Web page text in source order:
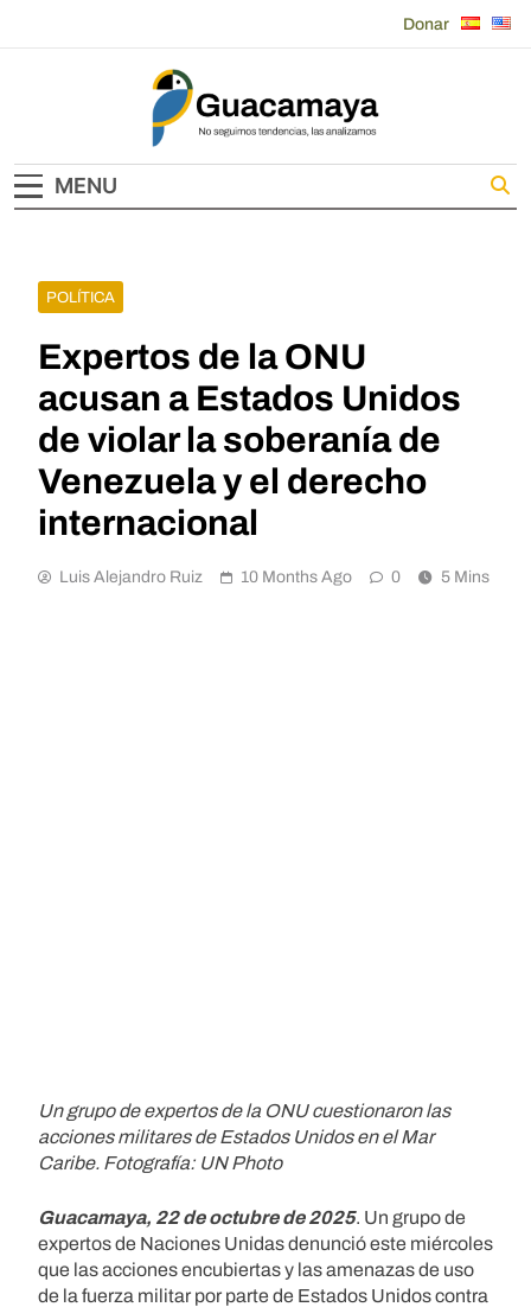
Donar
Guacamaya
MENU
POLÍTICA
Expertos de la ONU
acusan a Estados Unidos
de violar la soberanía de
Venezuela y el derecho
internacional
Luis Alejandro Ruiz 10 Months Ago 0 5 Mins
Un grupo de expertos de la ONU cuestionaron las
acciones militares de Estados Unidos en el Mar
Caribe. Fotografía: UN Photo
Guacamaya, 22 de octubre de 2025. Un grupo de
expertos de Naciones Unidas denunció este miércoles
que las acciones encubiertas y las amenazas de uso
de la fuerza militar por parte de Estados Unidos contra